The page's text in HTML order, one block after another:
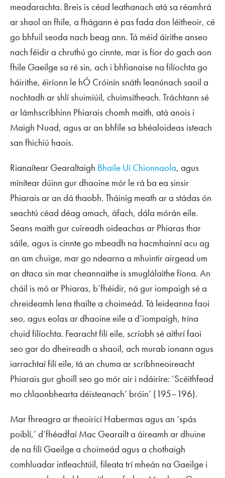
meadarachta. Breis is céad leathanach atá sa réamhrá
ar shaol an fhile, a fhágann é pas fada don léitheoir, cé
go bhfuil seoda nach beag ann. Tá méid áirithe anseo
nach féidir a chruthú go cinnte, mar is fíor do gach aon
fhile Gaeilge sa ré sin, ach i bhfianaise na filíochta go
háirithe, éiríonn le hÓ Cróinín snáth leanúnach saoil a
nochtadh ar shlí shuimiúil, chuimsitheach. Tráchtann sé
ar lámhscríbhinn Phiarais chomh maith, atá anois i
Maigh Nuad, agus ar an bhfile sa bhéaloideas isteach
san fhichiú haois.
Rianaítear Gearaltaigh Bhaile Uí Chionnaola, agus
mínítear dúinn gur dhaoine mór le rá ba ea sinsir
Phiarais ar an dá thaobh. Tháinig meath ar a stádas ón
seachtú céad déag amach, áfach, dála mórán eile.
Seans maith gur cuireadh oideachas ar Phiaras thar
sáile, agus is cinnte go mbeadh na hacmhainní acu ag
an am chuige, mar go ndearna a mhuintir airgead um
an dtaca sin mar cheannaithe is smuglálaithe fíona. An
cháil is mó ar Phiaras, b’fhéidir, ná gur iompaigh sé a
chreideamh lena thailte a choimeád. Tá leideanna faoi
seo, agus eolas ar dhaoine eile a d’iompaigh, trína
chuid filíochta. Fearacht filí eile, scríobh sé aithrí faoi
seo gar do dheireadh a shaoil, ach murab ionann agus
iarrachtaí filí eile, tá an chuma ar scríbhneoireacht
Phiarais gur ghoill seo go mór air i ndáiríre: ‘Scéithfead
mo chlaonbhearta déisteanach’ bróin’ (195–196).
Mar fhreagra ar theoiricí Habermas agus an ‘spás
poiblí,’ d’fhéadfaí Mac Gearailt a áireamh ar dhuine
de na filí Gaeilge a choimeád agus a chothaigh
comhluadar intleachtúil, fileata trí mheán na Gaeilge i